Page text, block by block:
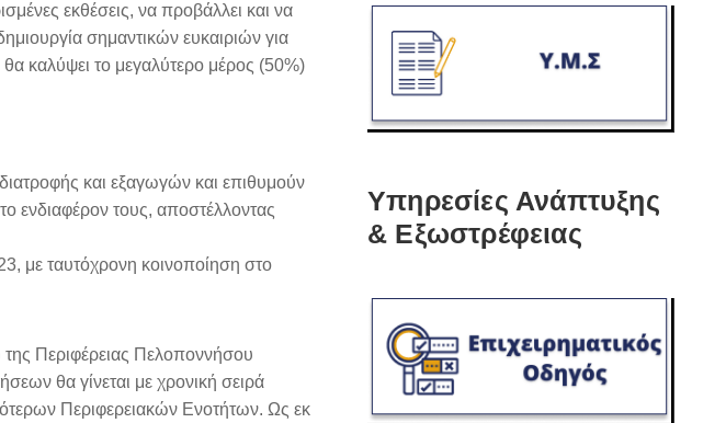
εκθέσεις, να προβάλλει και να
σημαντικών ευκαιριών για
καλύψει το μεγαλύτερο μέρος (50%)
και εξαγωγών και επιθυμούν
ενδιαφέρον τους, αποστέλλοντας
με ταυτόχρονη κοινοποίηση στο
Περιφέρειας Πελοποννήσου
θα γίνεται με χρονική σειρά
Περιφερειακών Ενοτήτων. Ως εκ
Υπηρεσίες Ανάπτυξης
& Εξωστρέφειας